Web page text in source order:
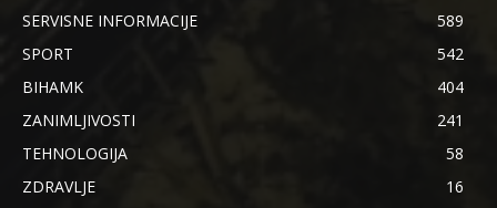
SERVISNE INFORMACIJE
589
SPORT
542
BIHAMK
404
ZANIMLJIVOSTI
241
TEHNOLOGIJA
58
ZDRAVLJE
16